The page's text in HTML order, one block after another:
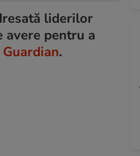
liderilor
avere pentru a
.